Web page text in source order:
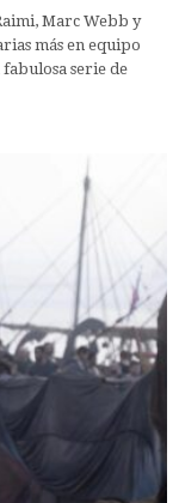
Marc Webb y
más en equipo
serie de